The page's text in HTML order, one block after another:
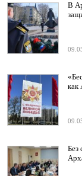
В
как
Без